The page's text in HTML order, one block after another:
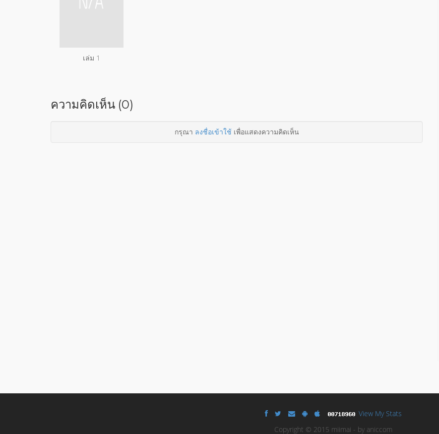
เล่ม 1
ความคิดเห็น (0)
กรุณา ลงชื่อเข้าใช้เพื่อแสดงความคิดเห็น
View My Stats
Copyright © 2015 miimai - by aniccom